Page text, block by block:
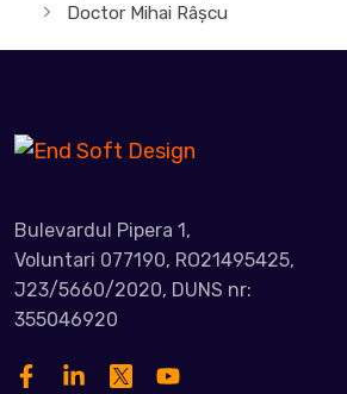
Doctor Mihai Râșcu
Bulevardul Pipera 1,
Voluntari 077190, RO21495425,
J23/5660/2020, DUNS nr:
355046920